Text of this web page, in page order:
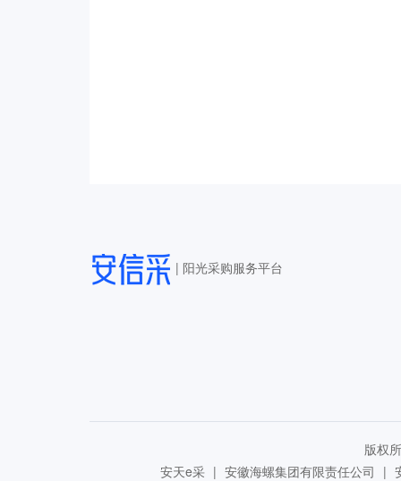
| 阳光采购服务平台
版权
安天e采 | 安徽海螺集团有限责任公司 |